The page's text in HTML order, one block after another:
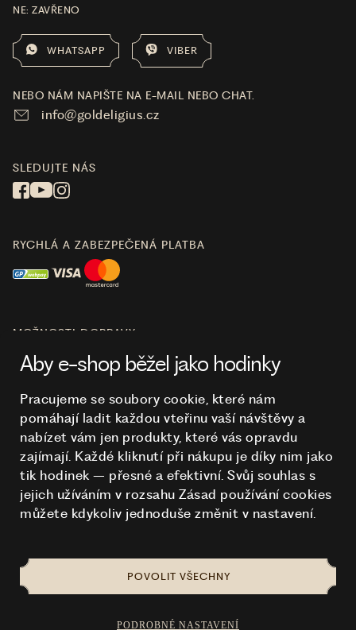
O NÁKUPU
HODINKY
NE: ZAVŘENO
WHATSAPP VIBER
NEBO NÁM NAPIŠTE NA E-MAIL NEBO CHAT.
info@goldeligius.cz
SLEDUJTE NÁS
RYCHLÁ A ZABEZPEČENÁ PLATBA
MOŽNOSTI DOPRAVY
NA TOMTO WEBU STRAŠÍ
Aby e-shop běžel jako hodinky
Pracujeme se soubory cookie, které nám
pomáhají ladit každou vteřinu vaší návštěvy a
nabízet vám jen produkty, které vás opravdu
zajímají. Každé kliknutí při nákupu je díky nim jako
tik hodinek – přesné a efektivní. Svůj souhlas s
jejich užíváním v rozsahu Zásad používání cookies
můžete kdykoliv jednoduše změnit v nastavení.
POVOLIT VŠECHNY
PODROBNÉ NASTAVENÍ